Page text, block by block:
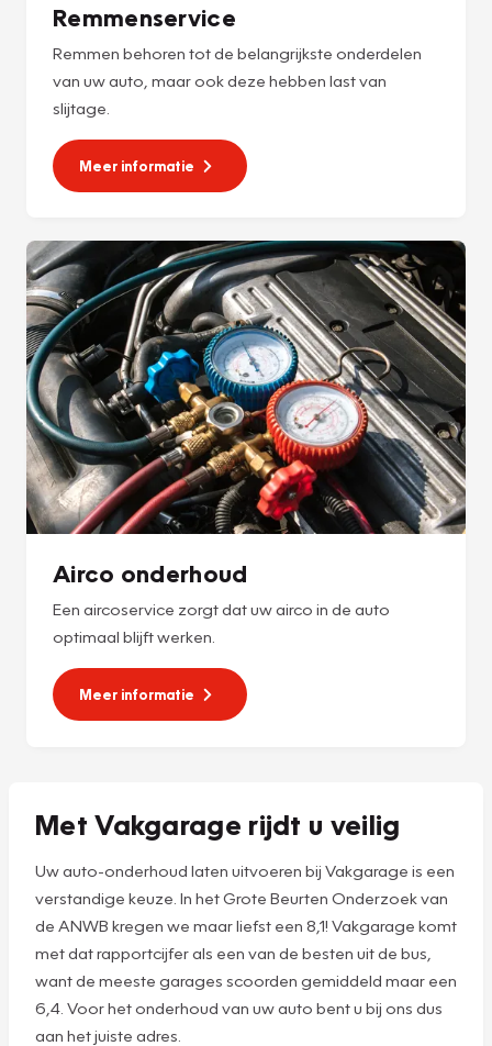
Remmenservice
Remmen behoren tot de belangrijkste onderdelen
van uw auto, maar ook deze hebben last van
slijtage.
Meer informatie
Airco onderhoud
Een aircoservice zorgt dat uw airco in de auto
optimaal blijft werken.
Meer informatie
Met Vakgarage rijdt u veilig
Uw auto-onderhoud laten uitvoeren bij Vakgarage is een
verstandige keuze. In het Grote Beurten Onderzoek van
de ANWB kregen we maar liefst een 8,1! Vakgarage komt
met dat rapportcijfer als een van de besten uit de bus,
want de meeste garages scoorden gemiddeld maar een
6,4. Voor het onderhoud van uw auto bent u bij ons dus
aan het juiste adres.